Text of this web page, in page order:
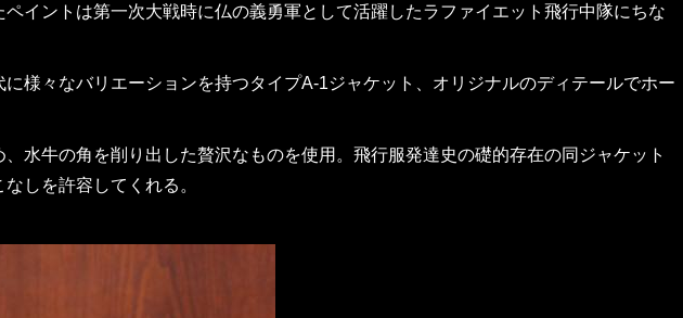
イントは第一次大戦時に仏の義勇軍として活躍したラファイエット飛行中隊にちな
様々なバリエーションを持つタイプA-1ジャケット、オリジナルのディテールでホー
水牛の角を削り出した贅沢なものを使用。飛行服発達史の礎的存在の同ジャケット
しを許容してくれる。